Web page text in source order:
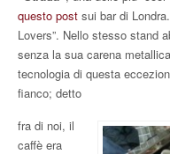
questo post sui bar di
Lovers”. Nello stesso stand
senza la sua carena
tecnologia di questa
fianco; detto
fra di noi, il
caffè era